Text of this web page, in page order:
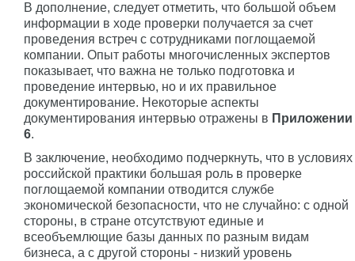
В дополнение, следует отметить, что большой объем
информации в ходе проверки получается за счет
проведения встреч с сотрудниками поглощаемой
компании. Опыт работы многочисленных экспертов
показывает, что важна не только подготовка и
проведение интервью, но и их правильное
документирование. Некоторые аспекты
документирования интервью отражены в Приложении
6.
В заключение, необходимо подчеркнуть, что в условиях
российской практики большая роль в проверке
поглощаемой компании отводится службе
экономической безопасности, что не случайно: с одной
стороны, в стране отсутствуют единые и
всеобъемлющие базы данных по разным видам
бизнеса, а с другой стороны - низкий уровень